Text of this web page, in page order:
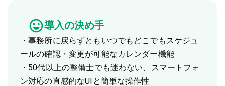
導入の決め手
・事務所に戻らずともいつでもどこでもスケジュ
ールの確認・変更が可能なカレンダー機能
・50代以上の整備士でも迷わない、スマートフォ
ン対応の直感的なUIと簡単な操作性